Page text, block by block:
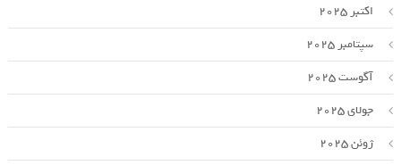
اکتبر 2025
سپتامبر 2025
آگوست 2025
جولای 2025
ژوئن 2025